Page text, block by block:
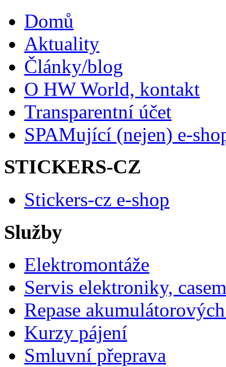
Domů
Aktuality
Články/blog
O HW World, kontakt
Transparentní účet
SPAMující (nejen) e-
STICKERS-CZ
Stickers-cz e-shop
Služby
Elektromontáže
Servis elektroniky,
Repase
Kurzy pájení
Smluvní přeprava